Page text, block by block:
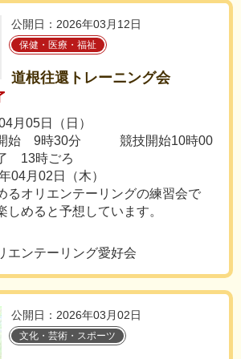
公開日：2026年03月12日
保健・医療・福祉
道根往還トレーニング会
月05日（日）
開始 9時30分 競技開始10時00
時ごろ
04月02日（木）
るオリエンテーリングの練習会で
しめると予想しています。
エンテーリング愛好会
公開日：2026年03月02日
文化・芸術・スポーツ